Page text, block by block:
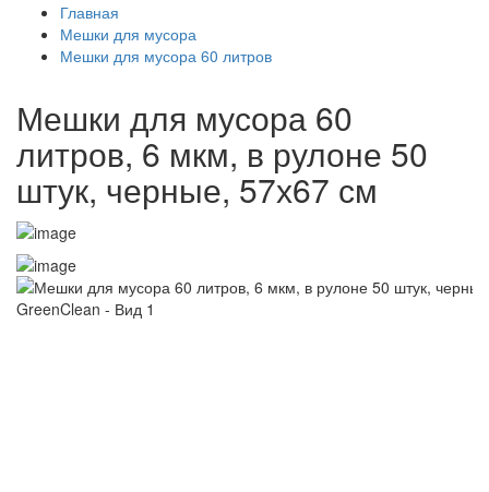
Главная
Мешки для мусора
Мешки для мусора 60 литров
Мешки для мусора 60
литров, 6 мкм, в рулоне 50
штук, черные, 57х67 см